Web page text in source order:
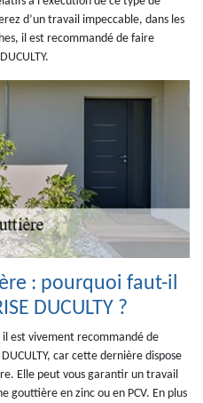
d’un travail impeccable, dans les
il est recommandé de faire
: pourquoi faut-il
DUCULTY ?
est vivement recommandé de
DUCULTY, car cette dernière dispose
Elle peut vous garantir un travail
gouttière en zinc ou en PCV. En plus